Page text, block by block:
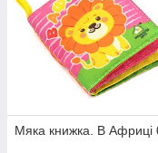
Мяка книжка. В Африці